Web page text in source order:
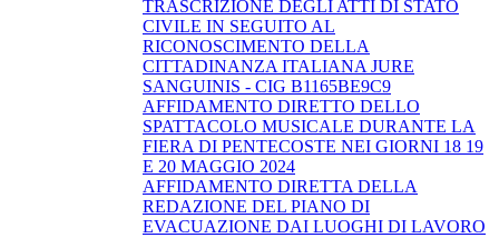
TRASCRIZIONE DEGLI ATTI DI STATO
CIVILE IN SEGUITO AL
RICONOSCIMENTO DELLA
CITTADINANZA ITALIANA JURE
SANGUINIS - CIG B1165BE9C9
AFFIDAMENTO DIRETTO DELLO
SPATTACOLO MUSICALE DURANTE LA
FIERA DI PENTECOSTE NEI GIORNI 18 19
E 20 MAGGIO 2024
AFFIDAMENTO DIRETTA DELLA
REDAZIONE DEL PIANO DI
EVACUAZIONE DAI LUOGHI DI LAVORO